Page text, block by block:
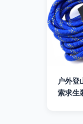
户外登
索求生